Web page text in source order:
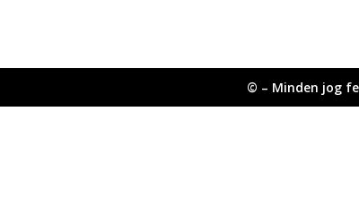
© – Minden jog